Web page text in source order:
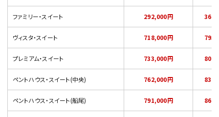
ファミリー・スイート 292,000円
ヴィスタ・スイート 718,000円
プレミアム・スイート 733,000円
ペントハウス・スイート(中央) 762,000円
ペントハウス・スイート(船尾) 791,000円